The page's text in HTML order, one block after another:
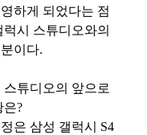
하게 되었다는 점
시 스튜디오와의
이다.
튜디오의 앞으로
은?
은 삼성 갤럭시 S4